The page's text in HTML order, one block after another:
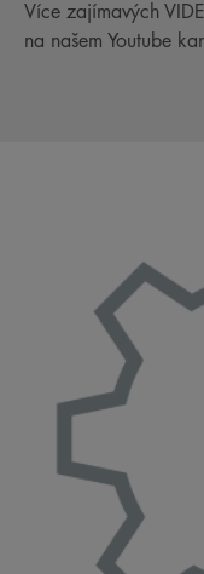
Více zajímavých
na našem Youtube